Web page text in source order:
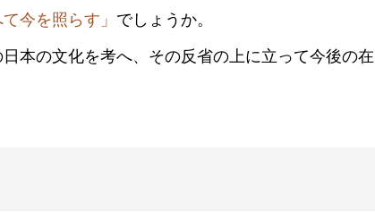
今を照らす」 でしょうか。
本の文化を考へ、その反省の上に立って今後の在